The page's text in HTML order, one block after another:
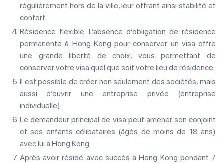
régulièrement hors de la ville, leur offrant ainsi stabilité et
confort.
Résidence flexible. L’absence d’obligation de résidence
permanente à Hong Kong pour conserver un visa offre
une grande liberté de choix, vous permettant de
conserver votre visa quel que soit votre lieu de résidence.
Il est possible de créer non seulement des sociétés, mais
aussi d’ouvrir une entreprise privée (entreprise
individuelle).
Le demandeur principal de visa peut amener son conjoint
et ses enfants célibataires (âgés de moins de 18 ans)
avec lui à Hong Kong.
Après avoir résidé avec succès à Hong Kong pendant 7